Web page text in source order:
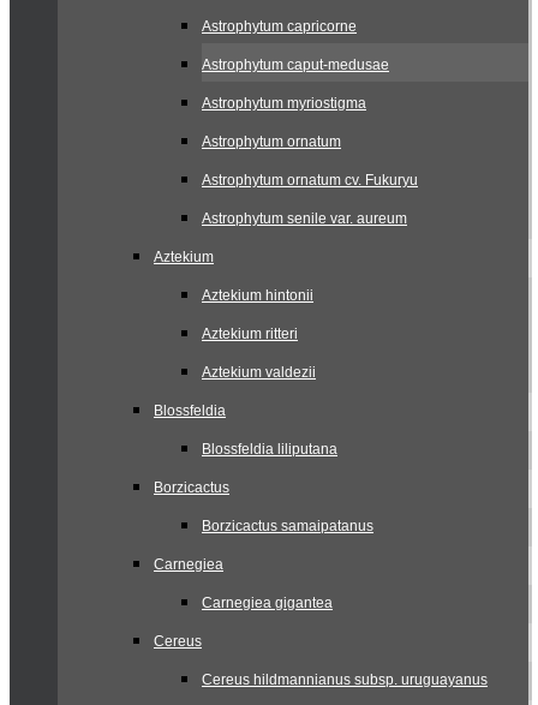
Astrophytum capricorne
Astrophytum caput-medusae
Astrophytum myriostigma
Astrophytum ornatum
Astrophytum ornatum cv. Fukuryu
Astrophytum senile var. aureum
Aztekium
Aztekium hintonii
Aztekium ritteri
Aztekium valdezii
Blossfeldia
Blossfeldia liliputana
Borzicactus
Borzicactus samaipatanus
Carnegiea
Carnegiea gigantea
Cereus
Cereus hildmannianus subsp. uruguayanus